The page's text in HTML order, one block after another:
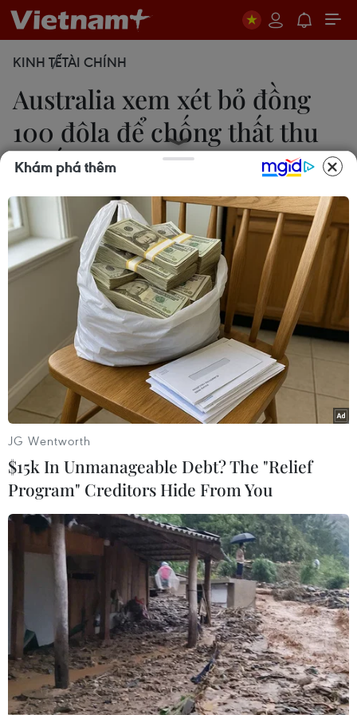
KINH TẾTÀI CHÍNH
Australia xem xét bỏ đồng
100 đôla để chống thất thu
thuế
15/12/2016 03:30
Chính phủ Liên bang Australia đang xem xét hạn
chế thanh toán bằng tiền mặt và loại bỏ loại tiền
giấy mệnh giá cao nhất hiện nay là 100 đôla để
chống thất thu thuế.
Các tờ tiền 100 AUD. (Nguồn: millionaireonheels.com)
Chính phủ Liên bang Australia đang xem xét
một số biện pháp chấn chỉnh nền kinh tế tiền
mặt nhằm ngăn chặn tình trạng thất thu hàng tỷ
đôla Australia (AUD) do gian lận thuế và phúc
lợi, trong đó có thể hạn chế thanh toán bằng
tiền mặt và loại bỏ loại tiền giấy mệnh giá cao
Khám phá thêm
JG Wentworth
$15k In Unmanageable Debt? The "Relief
Program" Creditors Hide From You